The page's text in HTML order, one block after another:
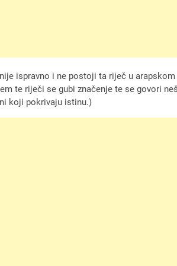
ispravno i ne postoji ta riječ u
te riječi se gubi značenje te se govori
koji pokrivaju istinu.)